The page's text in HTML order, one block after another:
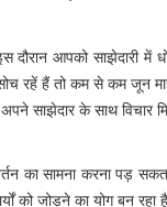
दौरान आपको साझेदारी
रहें हैं तो कम से कम जून
साझेदार के साथ विचार
का सामना करना पड़
को जोड़ने का योग बन रहा